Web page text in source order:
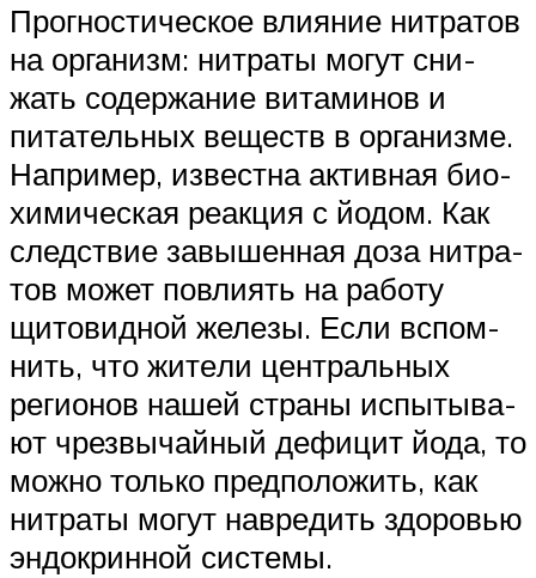
Про­гно­сти­че­ское вли­я­ние нит­ра­тов
на орга­низм: нит­ра­ты могут сни­
жать содер­жа­ние вита­ми­нов и
пита­тель­ных веществ в орга­низ­ме.
Напри­мер, извест­на актив­ная био­
хи­ми­че­ская реак­ция с йодом. Как
след­ствие завы­шен­ная доза нит­ра­
тов может повли­ять на рабо­ту
щито­вид­ной желе­зы. Если вспом­
нить, что жите­ли цен­траль­ных
реги­о­нов нашей стра­ны испы­ты­ва­
ют чрез­вы­чай­ный дефи­цит йода, то
мож­но толь­ко пред­по­ло­жить, как
нит­ра­ты могут навре­дить здо­ро­вью
эндо­крин­ной системы.